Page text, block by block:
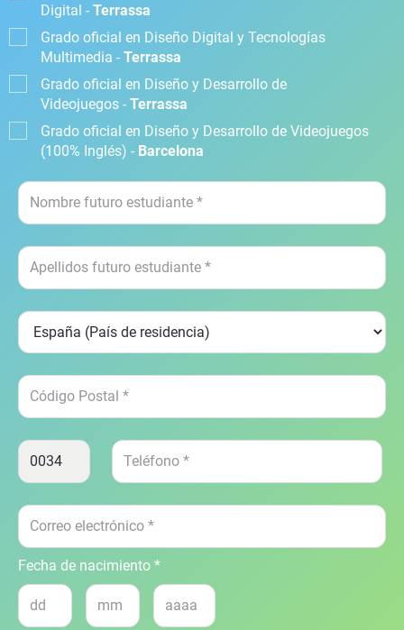
Digital - Terrassa
Grado oficial en Diseño Digital y Tecnologías
Multimedia - Terrassa
Grado oficial en Diseño y Desarrollo de
Videojuegos - Terrassa
Grado oficial en Diseño y Desarrollo de Videojuegos
(100% Inglés) - Barcelona
Fecha de nacimiento *